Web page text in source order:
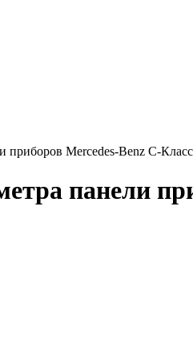
приборов Mercedes-Benz C-
панели